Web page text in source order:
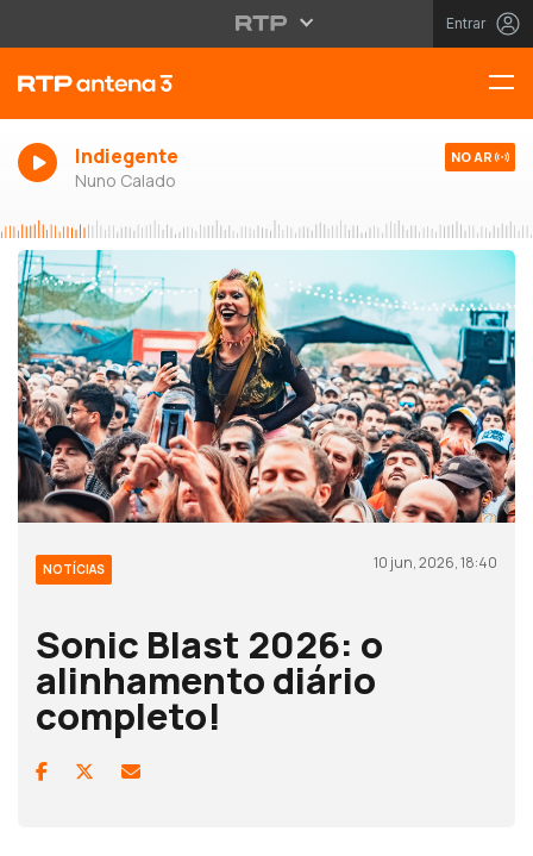
Entrar
Indiegente
Nuno Calado
NO AR
NOTÍCIAS 10 jun, 2026, 18:40
Sonic Blast 2026: o
alinhamento diário
completo!